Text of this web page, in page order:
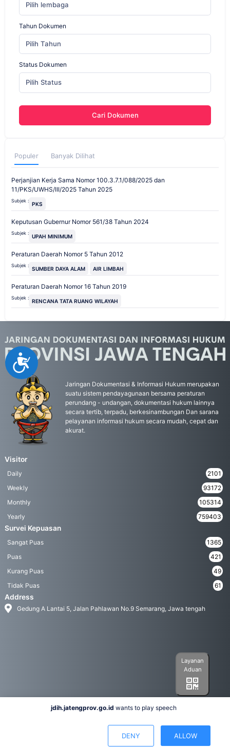
Accessibility
Pilih lembaga
Tahun Dokumen
Pilih Tahun
Status Dokumen
Pilih Status
Cari Dokumen
Populer Banyak Dilihat
Perjanjian Kerja Sama Nomor 100.3.7.1/088/2025 dan
11/PKS/UWHS/III/2025 Tahun 2025
Subjek : PKS
Keputusan Gubernur Nomor 561/38 Tahun 2024
Subjek : UPAH MINIMUM
Peraturan Daerah Nomor 5 Tahun 2012
Subjek : SUMBER DAYA ALAM AIR LIMBAH
Peraturan Daerah Nomor 16 Tahun 2019
Subjek : RENCANA TATA RUANG WILAYAH
Jaringan Dokumentasi & Informasi Hukum merupakan
suatu sistem pendayagunaan bersama peraturan
perundang - undangan, dokumentasi hukum lainnya
secara tertib, terpadu, berkesinambungan Dan sarana
pelayanan informasi hukum secara mudah, cepat dan
akurat.
Visitor
Daily
2101
Weekly
93172
Monthly
105314
Yearly
759403
Survei Kepuasan
Sangat Puas
1365
Puas
421
Kurang Puas
49
Tidak Puas
61
Address
Gedung A Lantai 5, Jalan Pahlawan No.9 Semarang, Jawa tengah
Layanan
Aduan
jdih.jatengprov.go.id wants to play speech
DENY ALLOW